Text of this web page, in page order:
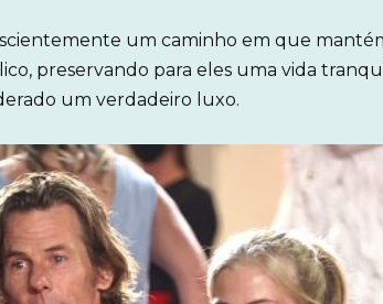
um caminho em que
preservando para eles uma vida
um verdadeiro luxo.